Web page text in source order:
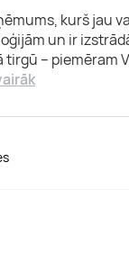
kurš jau
un ir
tirgū – piemēram